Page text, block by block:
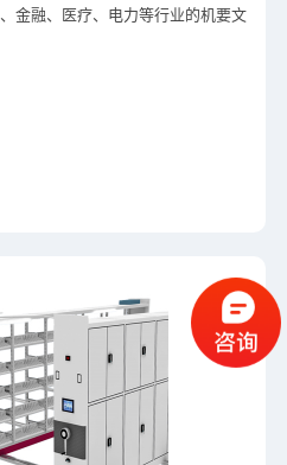
金融、医疗、电力等行业的机要文